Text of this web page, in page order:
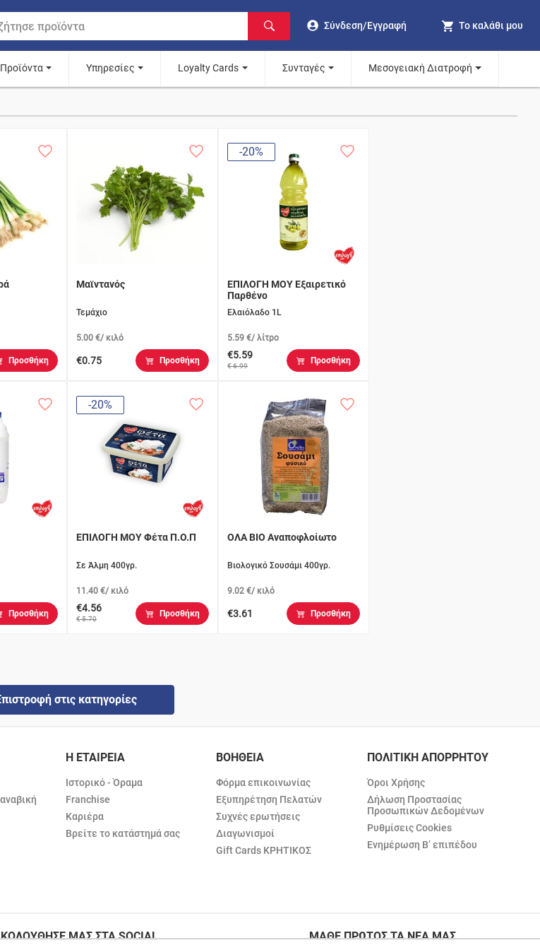
Σύνδεση/Εγγραφή Το καλάθι μου
Προϊόντα Υπηρεσίες Loyalty Cards Συνταγές Μεσογειακή Διατροφή
Προσθήκη
Μαϊντανός
Τεμάχιο
5.00 €/ κιλό
€0.75 Προσθήκη
-20%
ΕΠΙΛΟΓΗ ΜΟΥ Εξαιρετικό
Παρθένο
Ελαιόλαδο 1L
5.59 €/ λίτρο
€5.59
€ 6.99
Προσθήκη
Προσθήκη
-20%
ΕΠΙΛΟΓΗ ΜΟΥ Φέτα Π.Ο.Π
Σε Άλμη 400γρ.
11.40 €/ κιλό
€4.56
€ 5.70
Προσθήκη
ΟΛΑ ΒΙΟ Αναποφλοίωτο
Βιολογικό Σουσάμι 400γρ.
9.02 €/ κιλό
€3.61 Προσθήκη
στις κατηγορίες
Η ΕΤΑΙΡΕΙΑ
Ιστορικό - Όραμα
Franchise
Καριέρα
Βρείτε το κατάστημά σας
ΒΟΗΘΕΙΑ
Φόρμα επικοινωνίας
Εξυπηρέτηση Πελατών
Συχνές ερωτήσεις
Διαγωνισμοί
Gift Cards ΚΡΗΤΙΚΟΣ
ΠΟΛΙΤΙΚΗ ΑΠΟΡΡΗΤΟΥ
Όροι Χρήσης
Δήλωση Προστασίας
Προσωπικών Δεδομένων
Ρυθμίσεις Cookies
Ενημέρωση Β’ επιπέδου
ΜΑΣ ΣΤΑ SOCIAL ΜΑΘΕ ΠΡΩΤΟΣ ΤΑ ΝΕΑ ΜΑΣ